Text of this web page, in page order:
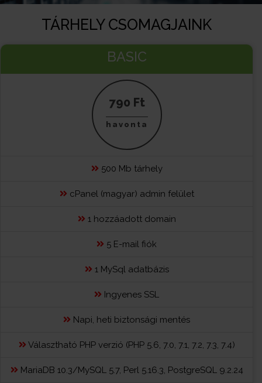
TÁRHELY CSOMAGJAINK
BASIC
790 Ft
havonta
500 Mb tárhely
cPanel (magyar) admin felület
1 hozzáadott domain
5 E-mail fiók
1 MySql adatbázis
Ingyenes SSL
Napi, heti biztonsági mentés
Választható PHP verzió (PHP 5.6, 7.0, 7.1, 7.2, 7.3, 7.4)
MariaDB 10.3/MySQL 5.7, Perl 5.16.3, PostgreSQL 9.2.24